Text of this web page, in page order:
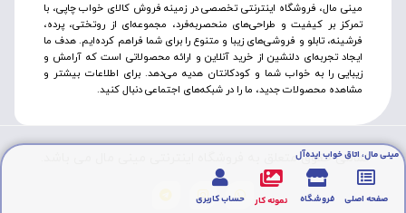
مینی مال، فروشگاه اینترنتی تخصصی در زمینه فروش کالای خواب چاپی، با
تمرکز بر کیفیت و طراحی‌های منحصربه‌فرد، مجموعه‌ای از روتختی‌، پرده،
فرشینه، تابلو و فروشی‌های زیبا و متنوع را برای شما فراهم کرده‌ایم. هدف ما
ایجاد تجربه‌ای دلنشین از خرید آنلاین و ارائه محصولاتی است که آرامش و
زیبایی را به خواب شما و کودکانتان هدیه می‌دهد. برای اطلاعات بیشتر و
مشاهده محصولات جدید، ما را در شبکه‌های اجتماعی دنبال کنید.
تمامی حقوق متعلق به فروشگاه اینترنتی مینی مال می باشد.
مینی مال، اتاق خواب ایده‌آل
صفحه اصلی فروشگاه نمونه کار حساب کاربری